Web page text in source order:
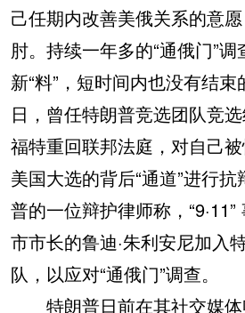
己任期内改善美俄关系的意
肘。持续一年多的“通俄门”调
新“料”，短时间内也没有结
日，曾任特朗普竞选团队竞
福特重回联邦法庭，对自己
美国大选的背后“通道”进行
普的一位辩护律师称，
市市长的鲁迪·朱利安尼加入
队，以应对“通俄门”调查。
特朗普日前在其社交媒体